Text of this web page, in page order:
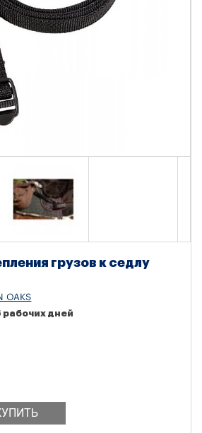
грузов к седлу
OAKS
рабочих дней